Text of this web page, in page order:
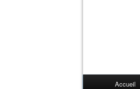
Accueil